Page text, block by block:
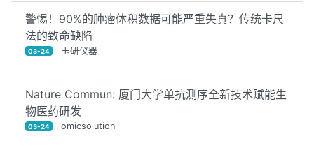
警惕！90%的肿瘤体积数据可能严重失真？传统卡尺
法的致命缺陷
03-24 玉研仪器
Nature Commun: 厦门大学单抗测序全新技术赋能生
物医药研发
03-24 omicsolution